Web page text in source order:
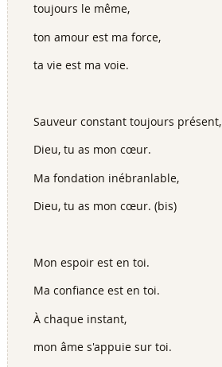
toujours le même,
ton amour est ma force,
ta vie est ma voie.
Sauveur constant toujours présent,
Dieu, tu as mon cœur.
Ma fondation inébranlable,
Dieu, tu as mon cœur. (bis)
Mon espoir est en toi.
Ma confiance est en toi.
À chaque instant,
mon âme s'appuie sur toi.